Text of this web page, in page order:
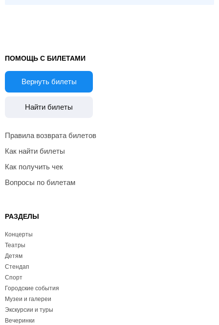
ПОМОЩЬ С БИЛЕТАМИ
Вернуть билеты
Найти билеты
Правила возврата билетов
Как найти билеты
Как получить чек
Вопросы по билетам
РАЗДЕЛЫ
Концерты
Театры
Детям
Стендап
Спорт
Городские события
Музеи и галереи
Экскурсии и туры
Вечеринки